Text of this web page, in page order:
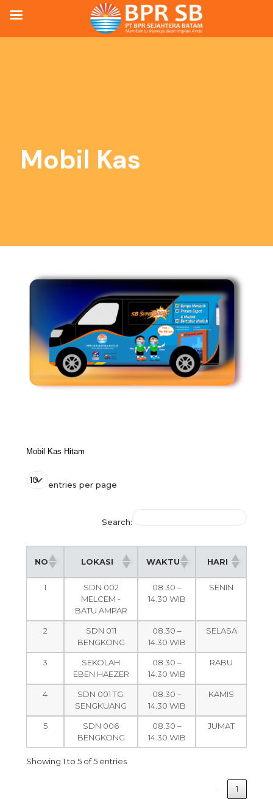
Mobil Kas
Mobil Kas Hitam
entries per page
Search:
NO LOKASI WAKTU HARI
NO LOKASI WAKTU HARI
1
SDN 002
MELCEM -
BATU AMPAR
08.30 –
14.30 WIB
SENIN
2
SDN 011
BENGKONG
08.30 –
14.30 WIB
SELASA
3
SEKOLAH
EBEN HAEZER
08.30 –
14.30 WIB
RABU
4
SDN 001 TG.
SENGKUANG
08.30 –
14.30 WIB
KAMIS
5
SDN 006
BENGKONG
08.30 –
14.30 WIB
JUMAT
Showing 1 to 5 of 5 entries
1